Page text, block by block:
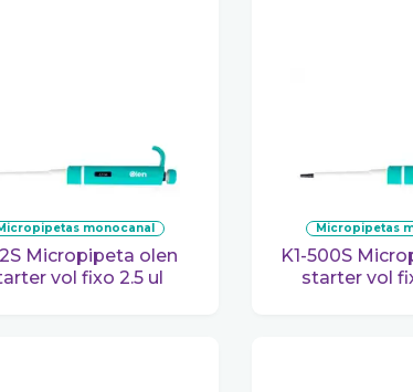
micropipetas monocanal
vol fixo 2.5 ul
micropipetas
K1-500S Micropipeta olen
starter vol